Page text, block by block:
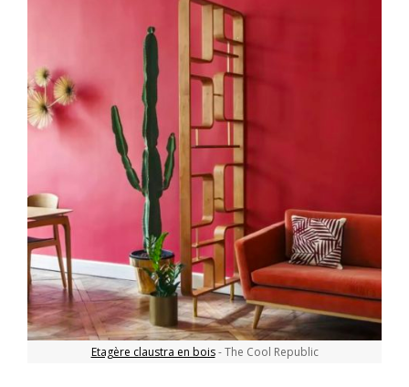
Etagère claustra en bois- The Cool Republic